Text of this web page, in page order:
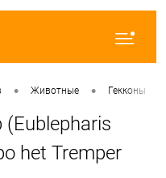
• Животные • Гекконы
het Tremper